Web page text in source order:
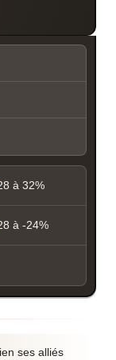
à 32%
à -24%
ses alliés